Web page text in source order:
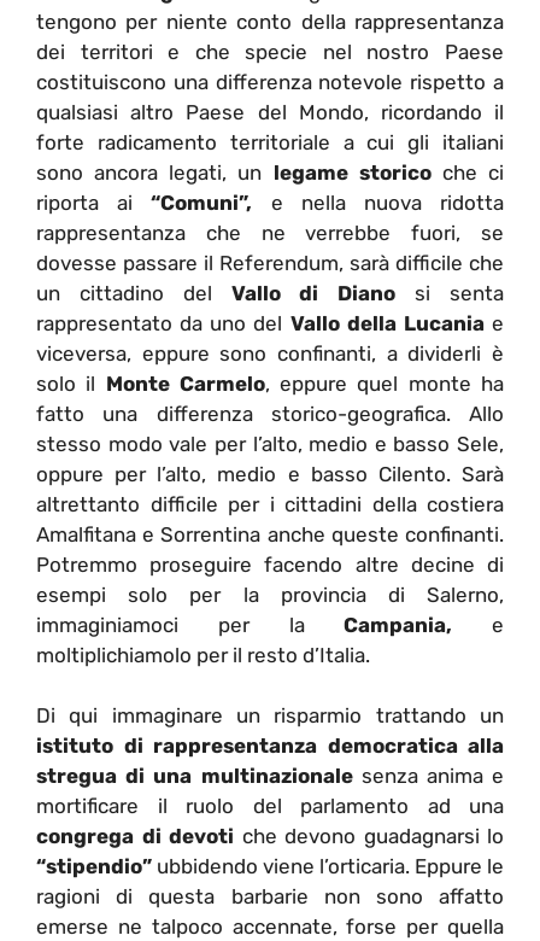
tengono per niente conto della rappresentanza
dei territori e che specie nel nostro Paese
costituiscono una differenza notevole rispetto a
qualsiasi altro Paese del Mondo, ricordando il
forte radicamento territoriale a cui gli italiani
sono ancora legati, un legame storicoche ci
riporta ai“Comuni”, e nella nuova ridotta
rappresentanza che ne verrebbe fuori, se
dovesse passare il Referendum, sarà difficile che
un cittadino del Vallo di Diano si senta
rappresentato da uno del Vallo della Lucaniae
viceversa, eppure sono confinanti, a dividerli è
solo il Monte Carmelo, eppure quel monte ha
fatto una differenza storico-geografica. Allo
stesso modo vale per l’alto, medio e basso Sele,
oppure per l’alto, medio e basso Cilento. Sarà
altrettanto difficile per i cittadini della costiera
Amalfitana e Sorrentina anche queste confinanti.
Potremmo proseguire facendo altre decine di
esempi solo per la provincia di Salerno,
immaginiamoci per laCampania, e
moltiplichiamolo per il resto d’Italia.
Di qui immaginare un risparmio trattando un
istituto di rappresentanza democratica alla
stregua di una multinazionalesenza anima e
mortificare il ruolo del parlamento ad una
congrega di devoti che devono guadagnarsi lo
“stipendio” ubbidendo viene l’orticaria. Eppure le
ragioni di questa barbarie non sono affatto
emerse ne talpoco accennate, forse per quella